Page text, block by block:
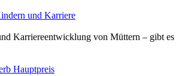
und Karriere
Karriereentwicklung von Müttern – gibt es
Hauptpreis